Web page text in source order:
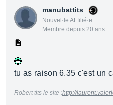
manubattits
Nouvel·le AFfilié·e
Membre depuis 20 ans
tu as raison 6.35 c'est un
Robert tits le site :http://